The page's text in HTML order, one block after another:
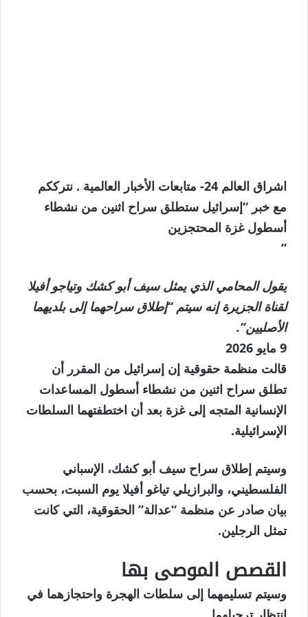
اشراق العالم 24- متابعات الأخبار العالمية . نترككم
مع خبر “إسرائيل ستطلق سراح اثنين من نشطاء
أسطول غزة المحتجزين
”
يقول المحامي الذي يمثل سيف أبو كشك وتياجو أفيلا
لقناة الجزيرة إنه سيتم “إطلاق سراحهما إلى بلديهما
الأصليين”.
نُشرت
في
9
مايو
2026
9 مايو 2026
قالت منظمة حقوقية إن إسرائيل من المقرر أن
تطلق سراح اثنين من نشطاء أسطول المساعدات
الإنسانية المتجه إلى غزة بعد أن اختطفتهما السلطات
الإسرائيلية.
وسيتم إطلاق سراح سيف أبو كشك، الإسباني
الفلسطيني، والبرازيلي تياغو أفيلا يوم السبت، بحسب
بيان صادر عن منظمة “عدالة” الحقوقية، التي كانت
تمثل الرجلين.
القصص الموصى بها
قائمة
من
نهاية
القائمة
وسيتم تسليمهما إلى سلطات الهجرة واحتجازهما في